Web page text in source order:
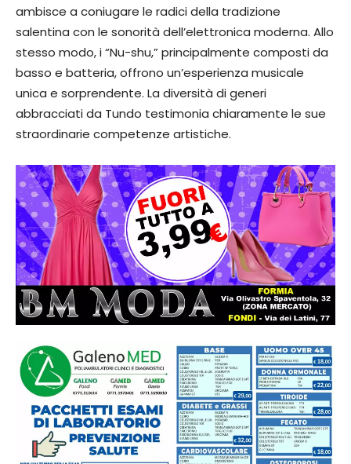
ambisce a coniugare le radici della tradizione
salentina con le sonorità dell’elettronica moderna. Allo
stesso modo, i “Nu-shu,” principalmente composti da
basso e batteria, offrono un’esperienza musicale
unica e sorprendente. La diversità di generi
abbracciati da Tundo testimonia chiaramente le sue
straordinarie competenze artistiche.